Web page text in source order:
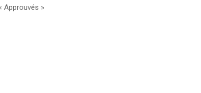
Approuvés »